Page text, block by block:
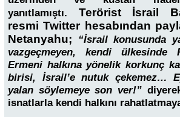
yanıtlamıştı. Terörist İsrail
resmi Twitter hesabından
Netanyahu;
“İsrail konusunda
vazgeçmeyen, kendi ülkesinde
Ermeni halkına yönelik korkunç
birisi, İsrail’e nutuk çekemez…
yalan söylemeye son ver!”
isnatlarla kendi halkını